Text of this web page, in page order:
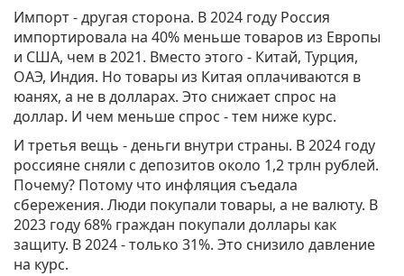
Импорт - другая сторона. В 2024 году Россия
импортировала на 40% меньше товаров из Европы
и США, чем в 2021. Вместо этого - Китай, Турция,
ОАЭ, Индия. Но товары из Китая оплачиваются в
юанях, а не в долларах. Это снижает спрос на
доллар. И чем меньше спрос - тем ниже курс.
И третья вещь - деньги внутри страны. В 2024 году
россияне сняли с депозитов около 1,2 трлн рублей.
Почему? Потому что инфляция съедала
сбережения. Люди покупали товары, а не валюту. В
2023 году 68% граждан покупали доллары как
защиту. В 2024 - только 31%. Это снизило давление
на курс.